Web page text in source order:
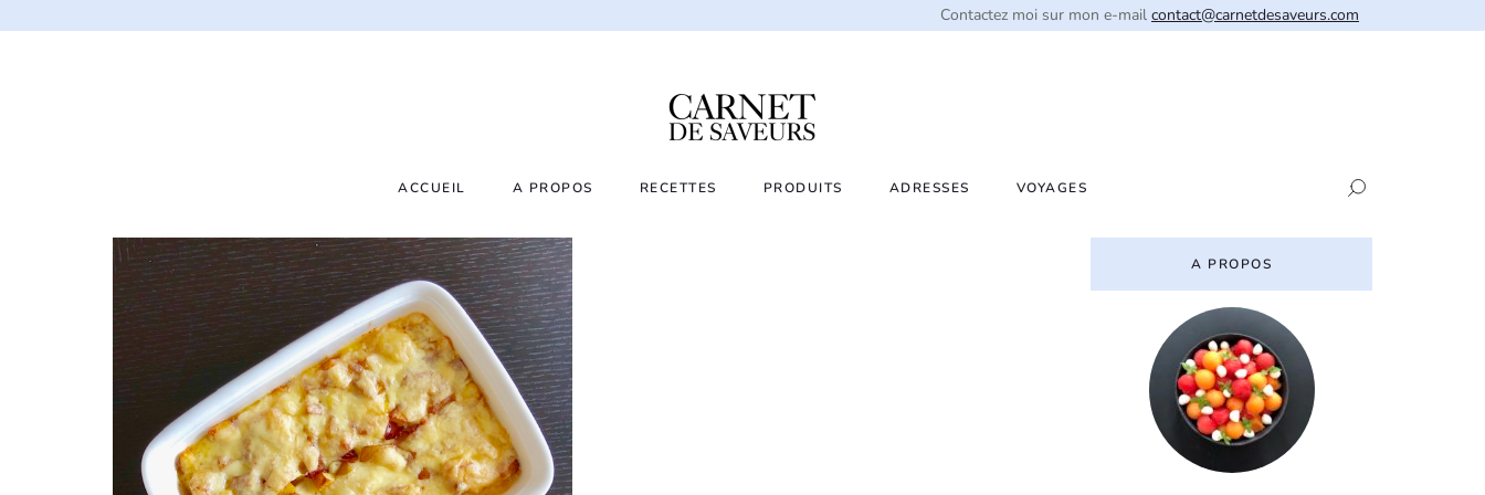
Contactez moi sur mon e-mail contact@carnetdesaveurs.com
ACCUEIL A PROPOS RECETTES PRODUITS ADRESSES VOYAGES
A PROPOS